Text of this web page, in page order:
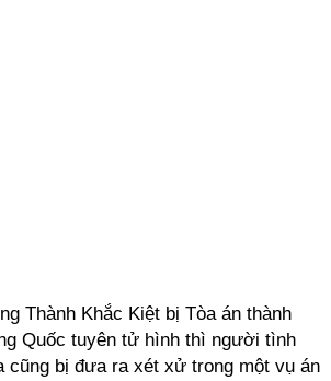
Thành Khắc Kiệt bị Tòa án thành
Quốc tuyên tử hình thì người tình
cũng bị đưa ra xét xử trong một vụ án